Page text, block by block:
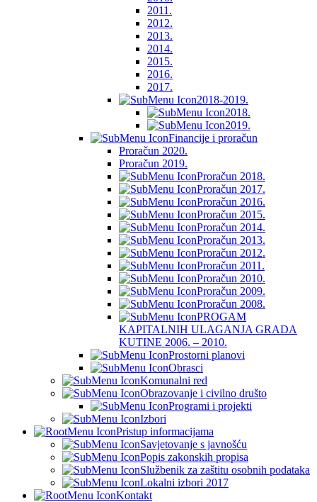
2011.
2012.
2013.
2014.
2015.
2016.
2017.
2018-2019.
2018.
2019.
Financije i proračun
Proračun 2020.
Proračun 2019.
Proračun 2018.
Proračun 2017.
Proračun 2016.
Proračun 2015.
Proračun 2014.
Proračun 2013.
Proračun 2012.
Proračun 2011.
Proračun 2010.
Proračun 2009.
Proračun 2008.
PROGAM
KAPITALNIH ULAGANJA GRADA
KUTINE 2006. – 2010.
Prostorni planovi
Obrasci
Komunalni red
Obrazovanje i civilno društo
Programi i projekti
Izbori
Pristup informacijama
Savjetovanje s javnošću
Popis zakonskih propisa
Službenik za zaštitu osobnih podataka
Lokalni izbori 2017
Kontakt